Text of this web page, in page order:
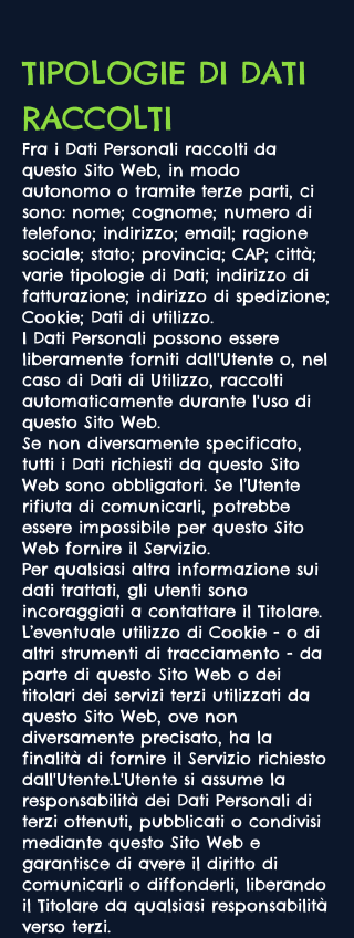
TIPOLOGIE DI DATI
RACCOLTI
Fra i Dati Personali raccolti da
questo Sito Web, in modo
autonomo o tramite terze parti, ci
sono: nome; cognome; numero di
telefono; indirizzo; email; ragione
sociale; stato; provincia; CAP; città;
varie tipologie di Dati; indirizzo di
fatturazione; indirizzo di spedizione;
Cookie; Dati di utilizzo.
I Dati Personali possono essere
liberamente forniti dall'Utente o, nel
caso di Dati di Utilizzo, raccolti
automaticamente durante l'uso di
questo Sito Web.
Se non diversamente specificato,
tutti i Dati richiesti da questo Sito
Web sono obbligatori. Se l’Utente
rifiuta di comunicarli, potrebbe
essere impossibile per questo Sito
Web fornire il Servizio.
Per qualsiasi altra informazione sui
dati trattati, gli utenti sono
incoraggiati a contattare il Titolare.
L’eventuale utilizzo di Cookie - o di
altri strumenti di tracciamento - da
parte di questo Sito Web o dei
titolari dei servizi terzi utilizzati da
questo Sito Web, ove non
diversamente precisato, ha la
finalità di fornire il Servizio richiesto
dall'Utente.L'Utente si assume la
responsabilità dei Dati Personali di
terzi ottenuti, pubblicati o condivisi
mediante questo Sito Web e
garantisce di avere il diritto di
comunicarli o diffonderli, liberando
il Titolare da qualsiasi responsabilità
verso terzi.